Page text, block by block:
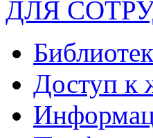
ДЛЯ
Доступ к